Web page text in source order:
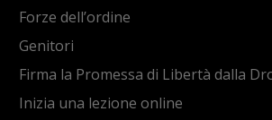
Forze dell’ordine
Genitori
Firma la Promessa di Libertà dalla
Inizia una lezione online